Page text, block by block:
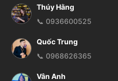
Thúy Hằng
📞 0936600525
Quốc Trung
📞 0968626365
Vân Anh